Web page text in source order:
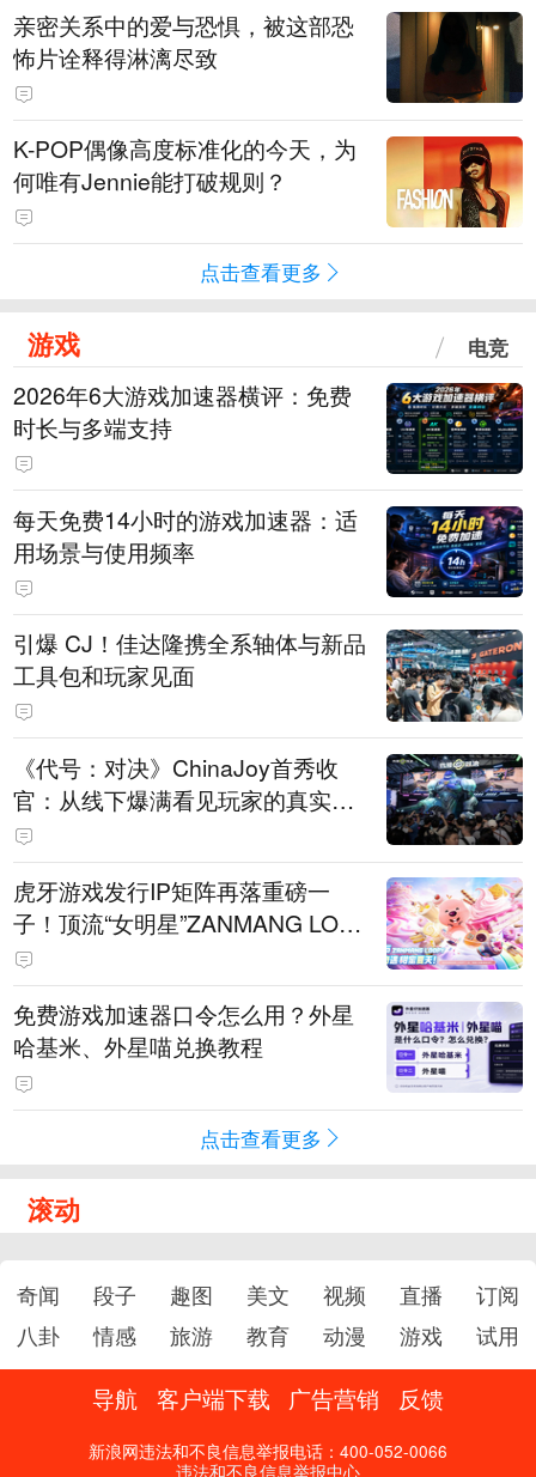
亲密关系中的爱与恐惧，被这部恐
怖片诠释得淋漓尽致
K-POP偶像高度标准化的今天，为
何唯有Jennie能打破规则？
点击查看更多
游戏 电竞
2026年6大游戏加速器横评：免费
时长与多端支持
每天免费14小时的游戏加速器：适
用场景与使用频率
引爆 CJ！佳达隆携全系轴体与新品
工具包和玩家见面
《代号：对决》ChinaJoy首秀收
官：从线下爆满看见玩家的真实期
待
虎牙游戏发行IP矩阵再落重磅一
子！顶流“女明星”ZANMANG LOO
PY 正版3D消除手游《消消奇遇》
惊喜曝光
免费游戏加速器口令怎么用？外星
哈基米、外星喵兑换教程
点击查看更多
滚动
奇闻 段子 趣图 美文 视频 直播
订阅
八卦
情感 旅游 教育 动漫 游戏 试用
导航 客户端下载 广告营销 反馈
新浪网违法和不良信息举报电话：400-052-0066
违法和不良信息举报中心